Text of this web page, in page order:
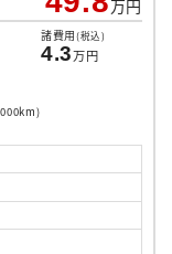
万円
諸費用(税込)
4.3万円